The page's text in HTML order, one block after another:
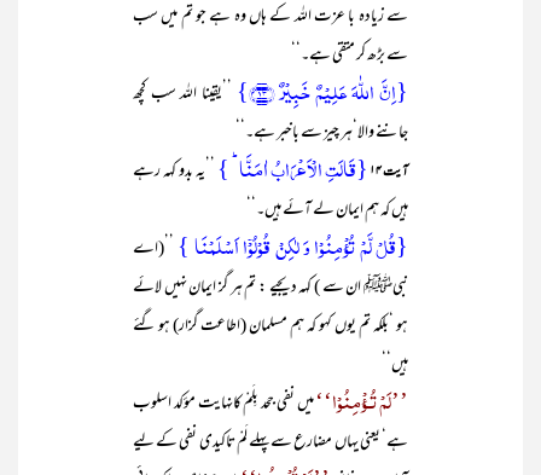
سے زیادہ با عزت اللہ کے ہاں وہ ہے جو تم میں سب
سے بڑھ کر متقی ہے۔‘‘
{اِنَّ اللّٰہَ عَلِیۡمٌ خَبِیۡرٌ ﴿۱۳﴾}
’’یقینا اللہ سب کچھ
جاننے والا‘ہر چیز سے باخبر ہے۔‘‘
آیت ۱۴ {قَالَتِ الۡاَعۡرَابُ اٰمَنَّا ؕ } ’’یہ بدو کہہ رہے
ہیں کہ ہم ایمان لے آئے ہیں۔‘‘
{قُلۡ لَّمۡ تُؤۡمِنُوۡا وَ لٰکِنۡ قُوۡلُوۡۤا اَسۡلَمۡنَا } ’’(اے
نبیﷺ ان سے ) کہہ دیجیے : تم ہر گز ایمان نہیں لائے
ہو ‘بلکہ تم یوں کہو کہ ہم مسلمان (اطاعت گزار) ہو گئے
ہیں‘‘
’’لَمْ تُـؤْمِنُوْا‘‘میں نفی جحد بِلَمْ کانہایت مؤکد اسلوب
ہے‘ یعنی یہاں مضارع سے پہلے لَمْ تاکیدی نفی کے لیے